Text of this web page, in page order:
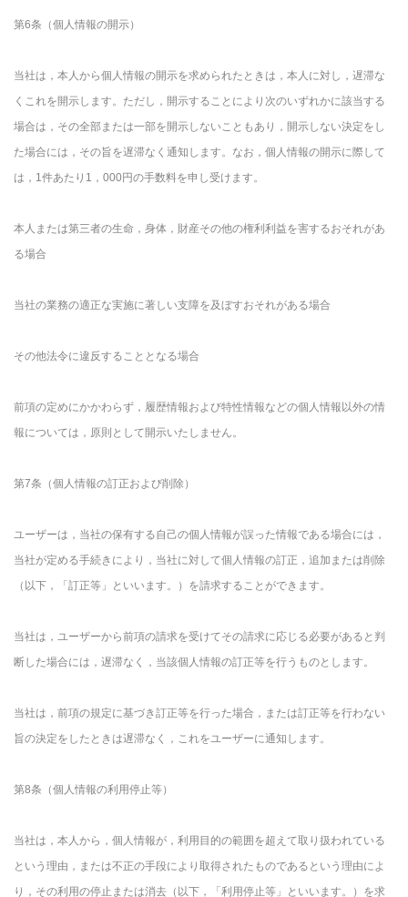
第6条（個人情報の開示）
当社は，本人から個人情報の開示を求められたときは，本人に対し，遅滞な
くこれを開示します。ただし，開示することにより次のいずれかに該当する
場合は，その全部または一部を開示しないこともあり，開示しない決定をし
た場合には，その旨を遅滞なく通知します。なお，個人情報の開示に際して
は，1件あたり1，000円の手数料を申し受けます。
本人または第三者の生命，身体，財産その他の権利利益を害するおそれがあ
る場合
当社の業務の適正な実施に著しい支障を及ぼすおそれがある場合
その他法令に違反することとなる場合
前項の定めにかかわらず，履歴情報および特性情報などの個人情報以外の情
報については，原則として開示いたしません。
第7条（個人情報の訂正および削除）
ユーザーは，当社の保有する自己の個人情報が誤った情報である場合には，
当社が定める手続きにより，当社に対して個人情報の訂正，追加または削除
（以下，「訂正等」といいます。）を請求することができます。
当社は，ユーザーから前項の請求を受けてその請求に応じる必要があると判
断した場合には，遅滞なく，当該個人情報の訂正等を行うものとします。
当社は，前項の規定に基づき訂正等を行った場合，または訂正等を行わない
旨の決定をしたときは遅滞なく，これをユーザーに通知します。
第8条（個人情報の利用停止等）
当社は，本人から，個人情報が，利用目的の範囲を超えて取り扱われている
という理由，または不正の手段により取得されたものであるという理由によ
り，その利用の停止または消去（以下，「利用停止等」といいます。）を求